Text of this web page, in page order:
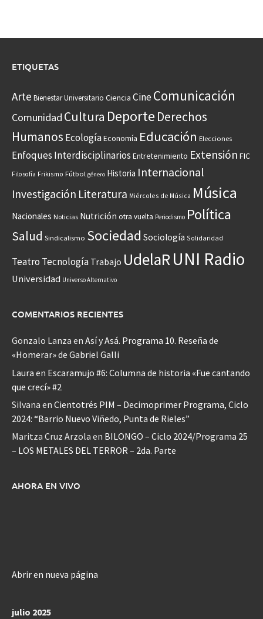
ETIQUETAS
Arte Bienestar Universitario Ciencia CineComunicación
Comunidad Cultura Deporte Derechos
Humanos EcologíaEconomía Educación Elecciones
Enfoques Interdisciplinarios Entretenimiento Extensión FIC
Filosofía Frikismo Fútbol género Historia Internacional
Investigación Literatura Miércoles de Música Música
Nacionales Noticias Nutrición otra vuelta Periodismo Política
Salud Sindicalismo Sociedad Sociología Solidaridad
Teatro Tecnología Trabajo UdelaRUNI Radio
Universidad Universo Alternativo
COMENTARIOS RECIENTES
Gonzalo Lanza en Así y Asá. Programa 10. Reseña de
«Homerar» de Gabriel Galli
Laura en Escaramujo #6: Columna de historia «Fue cantando
que crecí» #2
Silvana en Cientotrés PIM – Decimoprimer Programa, Ciclo
2024: “Barrio Nuevo Viñedo, Punta de Rieles”
Maritza Cruz Arzola en BILONGO – Ciclo 2024/Programa 25
– LOS METALES DEL TERROR – 2da. Parte
AHORA EN VIVO
Abrir en nueva página
julio 2025